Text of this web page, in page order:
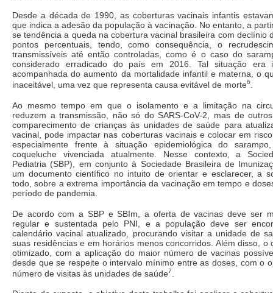
Desde a década de 1990, as coberturas vacinais infantis
que indica a adesão da população à vacinação. No entanto, a
se tendência a queda na cobertura vacinal brasileira com declínio
pontos percentuais, tendo, como consequência, o
transmissíveis até então controladas, como é o caso do
considerado erradicado do país em 2016. Tal situação era
acompanhada do aumento da mortalidade infantil e materna, o
inaceitável, uma vez que representa causa evitável de morte6
Ao mesmo tempo em que o isolamento e a limitação na
reduzem a transmissão, não só do SARS-CoV-2, mas de
comparecimento de crianças às unidades de saúde para
vacinal, pode impactar nas coberturas vacinais e colocar em
especialmente frente à situação epidemiológica do
coqueluche vivenciada atualmente. Nesse contexto, a
Pediatria (SBP), em conjunto à Sociedade Brasileira de
um documento científico no intuito de orientar e esclarecer, a
todo, sobre a extrema importância da vacinação em tempo e
período de pandemia.
De acordo com a SBP e SBIm, a oferta de vacinas deve ser
regular e sustentada pelo PNI, e a população deve ser
calendário vacinal atualizado, procurando visitar a unidade de
suas residências e em horários menos concorridos. Além disso, o
otimizado, com a aplicação do maior número de vacinas
desde que se respeite o intervalo mínimo entre as doses, com o
número de visitas às unidades de saúde7